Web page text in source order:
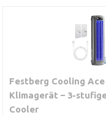
Festberg Cooling Ace
Klimagerät – 3-
Cooler